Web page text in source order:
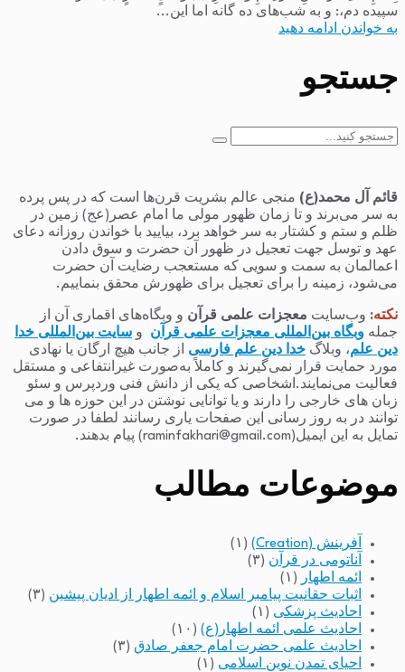
سپیده دم،: و به شب‌های ده گانه اما این...
به خواندن ادامه دهید
جستجو
جستجو
قائم آل محمد(ع) منجی عالم بشریت قرن‌ها است که در پس پرده
به سر می‌برند و تا زمان ظهور مولی ما امام عصر(عج) زمین در
ظلم و ستم و کشتار به سر خواهد برد، بیایید با خواندن روزانه دعای
عهد و توسل جهت تعجیل در ظهور آن حضرت و سوق دادن
اعمالمان به سمت و سویی که مستعجب رضایت آن حضرت
می‌شود، زمینه را برای تعجیل برای ظهورش محقق بنماییم.
نکته: وب‌سایت معجزات علمی قرآن و وبگاه‌های اقماری آن از
جمله وبگاه بین‌المللی معجزات علمی قرآن و سایت بین‌المللی خدا
دین علم، وبلاگ خدا دین علم فارسی از جانب هیچ ارگان یا نهادی
مورد حمایت قرار نمی‌گیرند و کاملاً به‌صورت غیرانتفاعی و مستقل
فعالیت می‌نمایند.اشخاصی که یکی از دانش فنی وردپرس و سئو
زبان های خارجی را دارند و یا توانایی نوشتن در این حوزه ها و می
توانند در به روز رسانی این صفحات یاری رسانند لطفا در صورت
تمایل به این ایمیل(raminfakhari@gmail.com) پیام بدهند.
موضوعات مطالب
آفرینش (Creation)
(۱)
آناتومی در قرآن (۳)
ائمه اطهار
(۱)
اثبات حقانیت پیامبر اسلام و ائمه اطهار از ادیان پیشین (۳)
احادیث پزشکی (۱)
احادیث علمی ائمه اطهار(ع) (۱۰)
احادیث علمی حضرت امام جعفر صادق (۳)
احیای تمدن نوین اسلامی (۱)